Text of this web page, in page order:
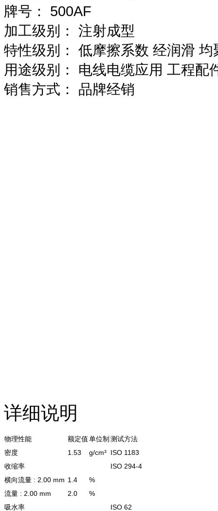
牌号：
500AF
加工级别：
注射成型
特性级别：
低摩擦系数 经润滑 均
用途级别：
电线电缆应用 工程配
销售方式：
品牌经销
详细说明
物理性能 额定值单位制 测试方法
密度
1.53 g/cm³ ISO 1183
收缩率
ISO 294-4
横向流量 : 2.00 mm 1.4
%
流量 : 2.00 mm
2.0
%
吸水率
ISO 62